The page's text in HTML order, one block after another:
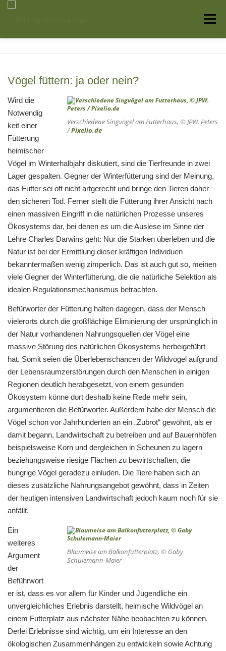
Menü
Auffangstationen
Vögel füttern: ja oder nein?
Verschiedene Singvögel am Futterhaus, © JPW. Peters
/Pixelio.de
Wird die
Notwendig
keit einer
Fütterung
heimischer
Vögel im Winterhalbjahr diskutiert, sind die Tierfreunde in zwei
Lager gespalten. Gegner der Winterfütterung sind der Meinung,
das Futter sei oft nicht artgerecht und bringe den Tieren daher
den sicheren Tod. Ferner stellt die Fütterung ihrer Ansicht nach
einen massiven Eingriff in die natürlichen Prozesse unseres
Ökosystems dar, bei denen es um die Auslese im Sinne der
Lehre Charles Darwins geht: Nur die Starken überleben und die
Natur ist bei der Ermittlung dieser kräftigen Individuen
bekanntermaßen wenig zimperlich. Das ist auch gut so, meinen
viele Gegner der Winterfütterung, die die natürliche Selektion als
idealen Regulationsmechanismus betrachten.
Befürworter der Fütterung halten dagegen, dass der Mensch
vielerorts durch die großflächige Eliminierung der ursprünglich in
der Natur vorhandenen Nahrungsquellen der Vögel eine
massive Störung des natürlichen Ökosystems herbeigeführt
hat. Somit seien die Überlebenschancen der Wildvögel aufgrund
der Lebensraumzerstörungen durch den Menschen in einigen
Regionen deutlich herabgesetzt, von einem gesunden
Ökosystem könne dort deshalb keine Rede mehr sein,
argumentieren die Befürworter. Außerdem habe der Mensch die
Vögel schon vor Jahrhunderten an ein „Zubrot“ gewöhnt, als er
damit begann, Landwirtschaft zu betreiben und auf Bauernhöfen
beispielsweise Korn und dergleichen in Scheunen zu lagern
beziehungsweise riesige Flächen zu bewirtschaften, die
hungrige Vögel geradezu einluden. Die Tiere haben sich an
dieses zusätzliche Nahrungsangebot gewöhnt, dass in Zeiten
der heutigen intensiven Landwirtschaft jedoch kaum noch für sie
anfällt.
Blaumeise am Balkonfutterplatz, © Gaby
Schulemann-Maier
Ein
weiteres
Argument
der
Beführwort
er ist, dass es vor allem für Kinder und Jugendliche ein
unvergleichliches Erlebnis darstellt, heimische Wildvögel an
einem Futterplatz aus nächster Nähe beobachten zu können.
Derlei Erlebnisse sind wichtig, um ein Interesse an den
ökologischen Zusammenhängen zu entwickeln sowie Achtung